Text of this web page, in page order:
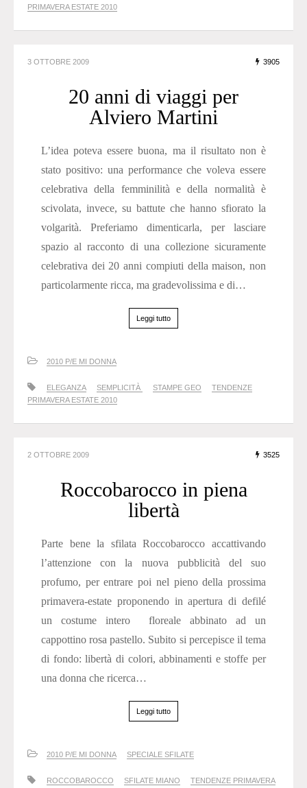
PRIMAVERA ESTATE 2010
3 OTTOBRE 2009 3905
20 anni di viaggi per
Alviero Martini
L’idea poteva essere buona, ma il risultato non è
stato positivo: una performance che voleva essere
celebrativa della femminilità e della normalità è
scivolata, invece, su battute che hanno sfiorato la
volgarità. Preferiamo dimenticarla, per lasciare
spazio al racconto di una collezione sicuramente
celebrativa dei 20 anni compiuti della maison, non
particolarmente ricca, ma gradevolissima e di…
Leggi tutto
2010 P/E MI DONNA
ELEGANZA SEMPLICITÀ STAMPE GEO
TENDENZE
PRIMAVERA ESTATE 2010
2 OTTOBRE 2009 3525
Roccobarocco in piena
libertà
Parte bene la sfilata Roccobarocco accattivando
l’attenzione con la nuova pubblicità del suo
profumo, per entrare poi nel pieno della prossima
primavera-estate proponendo in apertura di defilé
un costume intero floreale abbinato ad un
cappottino rosa pastello. Subito si percepisce il tema
di fondo: libertà di colori, abbinamenti e stoffe per
una donna che ricerca…
Leggi tutto
2010 P/E MI DONNA SPECIALE SFILATE
ROCCOBAROCCO SFILATE MIANO
TENDENZE PRIMAVERA